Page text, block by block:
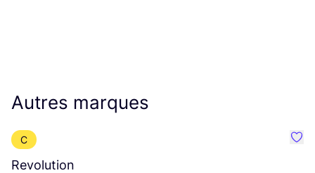
Autres marques
C
Revolution